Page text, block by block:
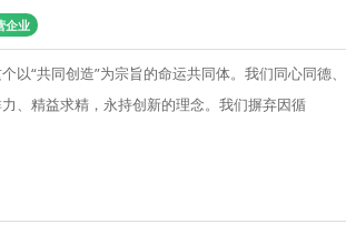
企业
以“共同创造”为宗旨的命运共同体。我们同心同德
、精益求精，永持创新的理念。我们摒弃因循